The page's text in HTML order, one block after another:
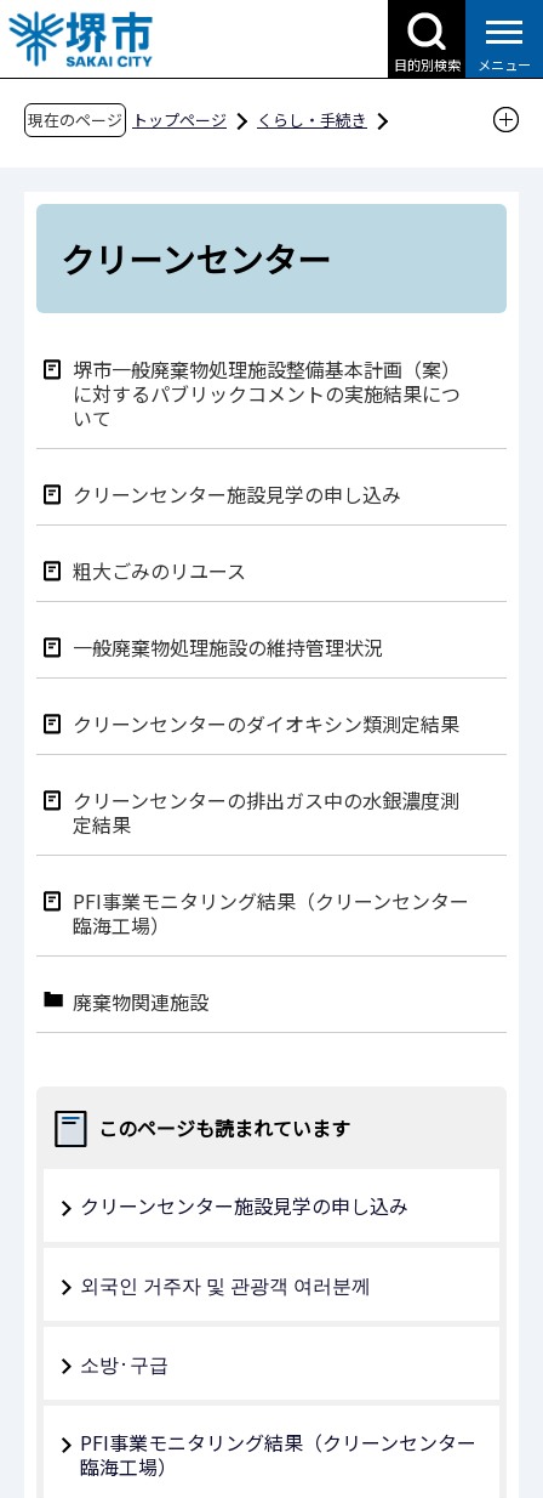
こ
の
ペ
目的別検索 メニュー
現在のページ トップページ
くらし・手続き
ごみの減量化・リサイクルの関連施設
クリーンセンター
クリーンセンター
堺市一般廃棄物処理施設整備基本計画（案）
に対するパブリックコメントの実施結果につ
いて
クリーンセンター施設見学の申し込み
粗大ごみのリユース
一般廃棄物処理施設の維持管理状況
クリーンセンターのダイオキシン類測定結果
クリーンセンターの排出ガス中の水銀濃度測
定結果
PFI事業モニタリング結果（クリーンセンター
臨海工場）
廃棄物関連施設
このページも読まれています
クリーンセンター施設見学の申し込み
외국인 거주자 및 관광객 여러분께
소방·구급
PFI事業モニタリング結果（クリーンセンター
臨海工場）